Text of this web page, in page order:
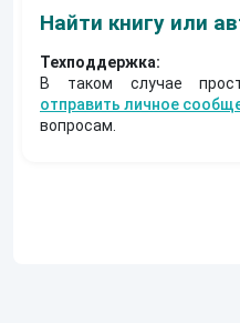
Найти книгу или
Техподдержка:
В таком случае
отправить личное
вопросам.